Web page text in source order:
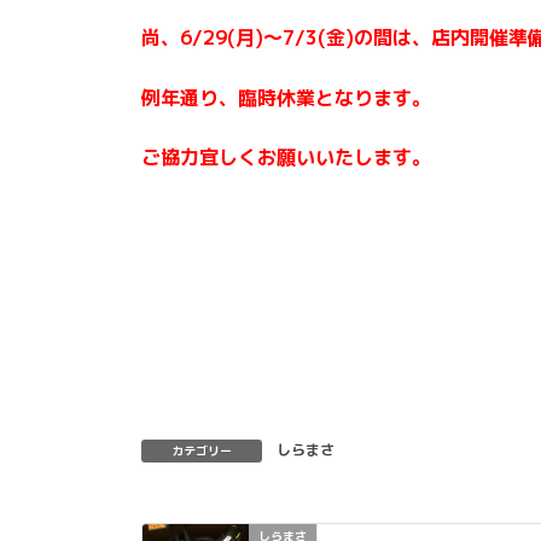
尚、6/29(月)～7/3(金)の間は、店内開催準備
例年通り、臨時休業となります。
ご協力宜しくお願いいたします。
カテゴリー しらまさ
しらまさ